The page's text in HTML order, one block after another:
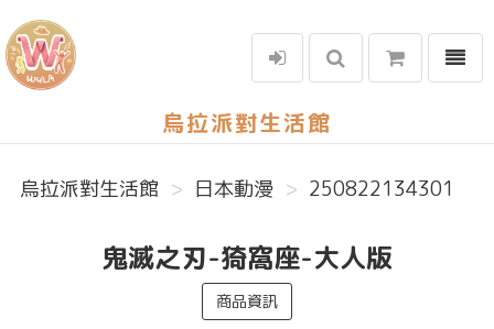
烏拉派對生活館
選單
烏拉派對生活館 日本動漫 250822134301
鬼滅之刃-猗窩座-大人版
商品資訊